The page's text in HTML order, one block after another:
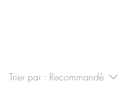
Trier par : Recommandé